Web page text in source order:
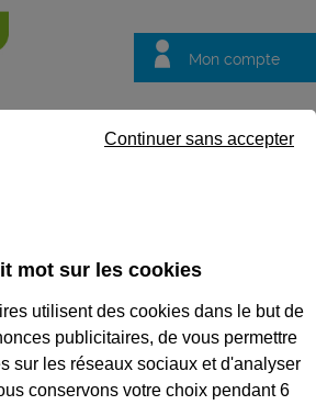
Mon compte
questions
CODES
COMPOSITES
PERFORMANCES
mot sur les cookies
utilisent des cookies dans le but de
publicitaires, de vous permettre
sur les réseaux sociaux et d'analyser
conservons votre choix pendant 6
Continuer sans accepter